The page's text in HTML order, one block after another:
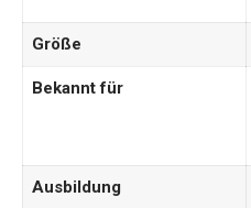
Größe
Bekannt für
Ausbildung